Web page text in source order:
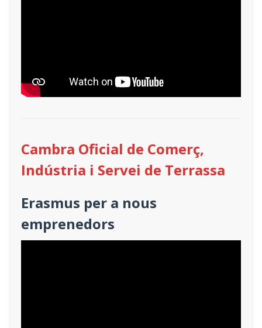
Cambra Oficial de Comerç,
Indústria i Servei de Terrassa
Erasmus per a nous
emprenedors